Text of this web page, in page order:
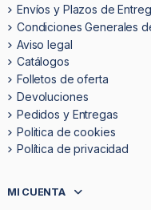
Envíos y Plazos de
Condiciones Generales
Aviso legal
Catálogos
Folletos de oferta
Devoluciones
Pedidos y Entregas
Politica de cookies
Política de privacidad
MI CUENTA